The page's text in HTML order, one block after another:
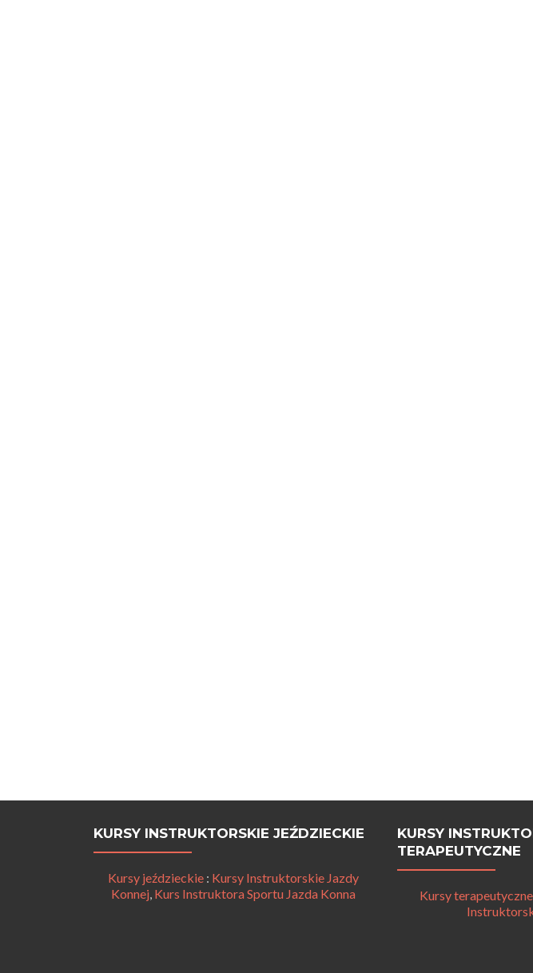
KURSY INSTRUKTORSKIE JEŹDZIECKIE
Kursy jeździeckie : Kursy Instruktorskie Jazdy
Konnej, Kurs Instruktora Sportu Jazda Konna
KURSY
TERAPEUTYCZNE
Kursy terapeutyczne